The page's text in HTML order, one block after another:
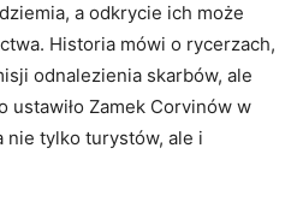
a odkrycie ich może
Historia mówi o rycerzach,
odnalezienia skarbów, ale
ustawiło Zamek Corvinów w
tylko turystów, ale i